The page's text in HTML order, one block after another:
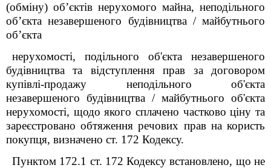
(обміну) об’єктів нерухомого майна, неподільного
об’єкта незавершеного будівництва / майбутнього
об’єкта
нерухомості, подільного об'єкта незавершеного
будівництва та відступлення прав за договором
купівлі-продажу неподільного об'єкта
незавершеного будівництва / майбутнього об'єкта
нерухомості, щодо якого сплачено частково ціну та
зареєстровано обтяження речових прав на користь
покупця, визначено ст. 172 Кодексу.
Пунктом 172.1 ст. 172 Кодексу встановлено, що не